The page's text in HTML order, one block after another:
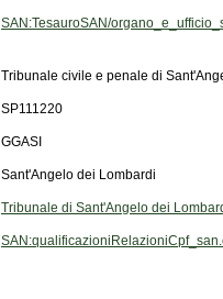
SAN:TesauroSAN/
Tribunale civile e penale di
SP111220
GGASI
Sant'Angelo dei Lombardi
Tribunale di Sant'Angelo dei